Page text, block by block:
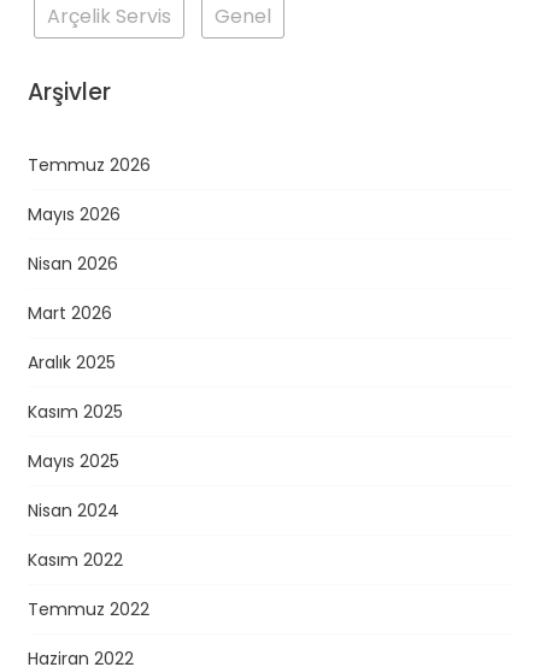
Arçelik Servis Genel
Arşivler
Temmuz 2026
Mayıs 2026
Nisan 2026
Mart 2026
Aralık 2025
Kasım 2025
Mayıs 2025
Nisan 2024
Kasım 2022
Temmuz 2022
Haziran 2022